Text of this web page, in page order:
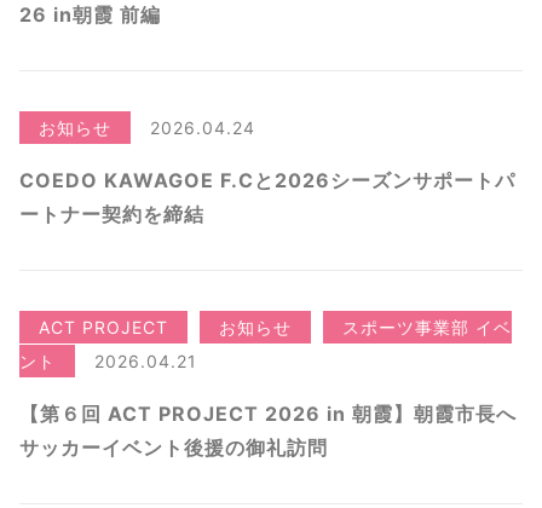
26 in朝霞 前編
お知らせ 2026.04.24
COEDO KAWAGOE F.Cと2026シーズンサポートパ
ートナー契約を締結
ACT PROJECT お知らせ
スポーツ事業部 イベ
ント
2026.04.21
【第６回 ACT PROJECT 2026 in 朝霞】朝霞市長へ
サッカーイベント後援の御礼訪問